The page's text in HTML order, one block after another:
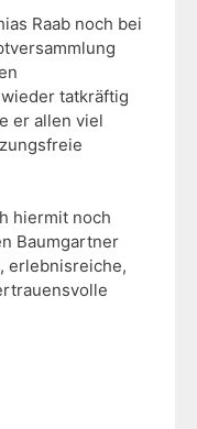
Raab noch bei
tatkräftig
er allen viel
hiermit noch
Baumgartner
erlebnisreiche,